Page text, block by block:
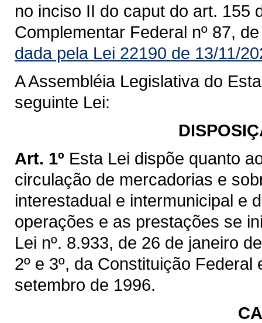
no inciso II do caput do art. 155
Complementar Federal nº 87,
dada pela Lei 22190 de 13/11/
A Assembléia Legislativa do
seguinte Lei:
Art. 1º Esta Lei dispõe quanto
circulação de mercadorias e
interestadual e intermunicipal e
operações e as prestações se
Lei nº. 8.933, de 26 de janeiro
2º e 3º, da Constituição
setembro de 1996.